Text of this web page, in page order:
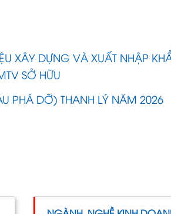
XÂY DỰNG VÀ XUẤT NHẬP
SỞ HỮU
PHÁ DỠ) THANH LÝ NĂM 2026